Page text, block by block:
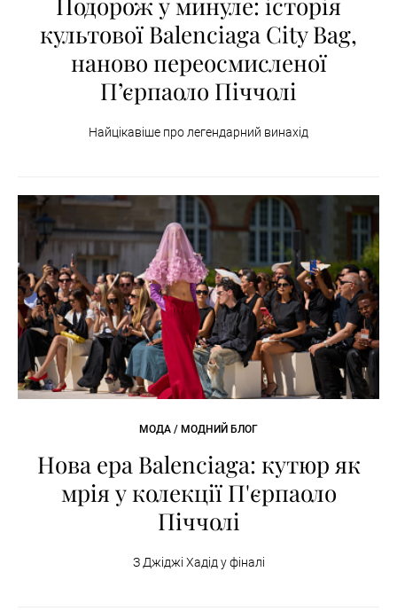
культової Balenciaga City Bag,
наново переосмисленої
П’єрпаоло Піччолі
Найцікавіше про легендарний винахід
МОДА / МОДНИЙ БЛОГ
Нова ера Balenciaga: кутюр як
мрія у колекції П'єрпаоло
Піччолі
З Джіджі Хадід у фіналі